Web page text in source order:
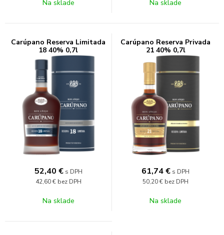
Na sklade Na sklade
Carúpano Reserva Limitada
18 40% 0,7l
52,40 € s DPH
42,60 € bez DPH
Na sklade
Carúpano Reserva Privada
21 40% 0,7l
61,74€ s DPH
50,20 € bez DPH
Na sklade